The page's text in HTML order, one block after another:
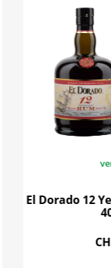
El Dorado 12